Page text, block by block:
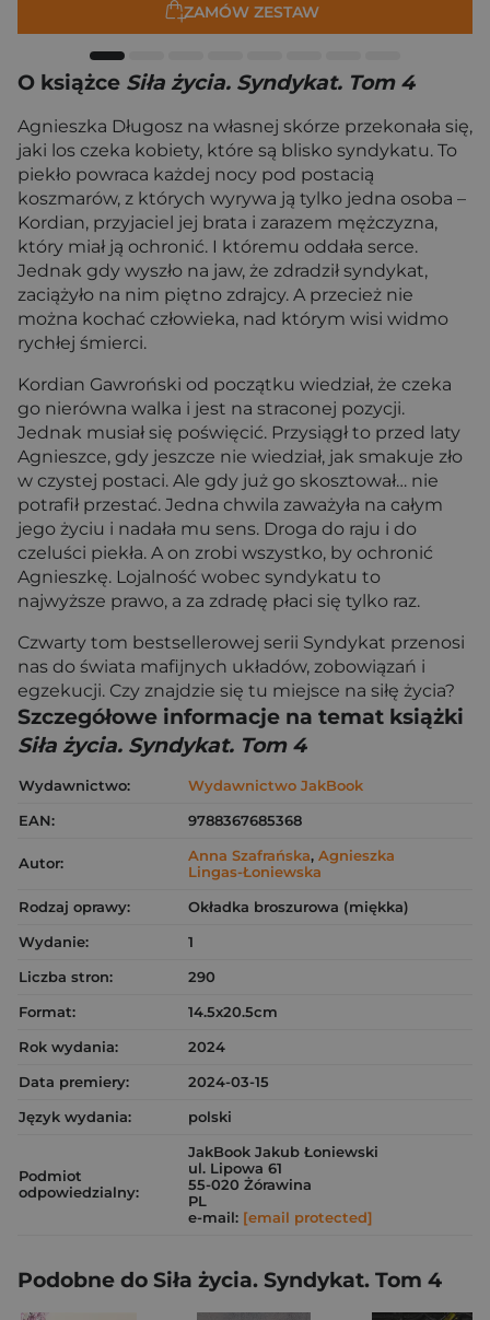
ZAMÓW ZESTAW
O książce Siła życia. Syndykat. Tom 4
Agnieszka Długosz na własnej skórze przekonała się,
jaki los czeka kobiety, które są blisko syndykatu. To
piekło powraca każdej nocy pod postacią
koszmarów, z których wyrywa ją tylko jedna osoba –
Kordian, przyjaciel jej brata i zarazem mężczyzna,
który miał ją ochronić. I któremu oddała serce.
Jednak gdy wyszło na jaw, że zdradził syndykat,
zaciążyło na nim piętno zdrajcy. A przecież nie
można kochać człowieka, nad którym wisi widmo
rychłej śmierci.
Kordian Gawroński od początku wiedział, że czeka
go nierówna walka i jest na straconej pozycji.
Jednak musiał się poświęcić. Przysiągł to przed laty
Agnieszce, gdy jeszcze nie wiedział, jak smakuje zło
w czystej postaci. Ale gdy już go skosztował… nie
potrafił przestać. Jedna chwila zaważyła na całym
jego życiu i nadała mu sens. Droga do raju i do
czeluści piekła. A on zrobi wszystko, by ochronić
Agnieszkę. Lojalność wobec syndykatu to
najwyższe prawo, a za zdradę płaci się tylko raz.
Czwarty tom bestsellerowej serii Syndykat przenosi
nas do świata mafijnych układów, zobowiązań i
egzekucji. Czy znajdzie się tu miejsce na siłę życia?
Szczegółowe informacje na temat książki
Siła życia. Syndykat. Tom 4
Wydawnictwo:
Wydawnictwo JakBook
EAN:
9788367685368
Autor: Anna Szafrańska, Agnieszka
Lingas-Łoniewska
Rodzaj oprawy:
Okładka broszurowa (miękka)
Wydanie:
1
Liczba stron:
290
Format:
14.5x20.5cm
Rok wydania:
2024
Data premiery:
2024-03-15
Język wydania:
polski
Podmiot
odpowiedzialny:
JakBook Jakub Łoniewski
ul. Lipowa 61
55-020 Żórawina
PL
e-mail: [email protected]
Podobne do Siła życia. Syndykat. Tom 4